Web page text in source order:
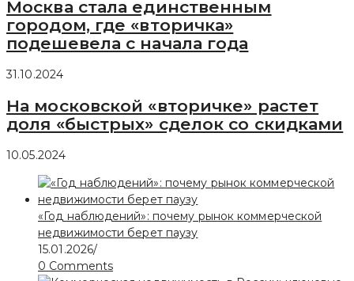
Москва стала единственным
городом, где «вторичка»
подешевела с начала года
31.10.2024
На московской «вторичке» растет
доля «быстрых» сделок со скидками
10.05.2024
«Год наблюдений»: почему рынок коммерческой
недвижимости берет паузу
15.01.2026/
0 Comments